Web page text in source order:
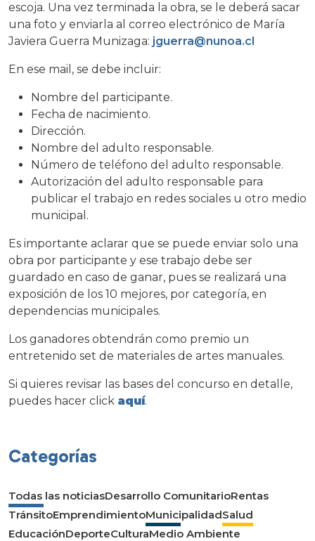
escoja. Una vez terminada la obra, se le deberá sacar
una foto y enviarla al correo electrónico de María
Javiera Guerra Munizaga: jguerra@nunoa.cl
En ese mail, se debe incluir:
Nombre del participante.
Fecha de nacimiento.
Dirección.
Nombre del adulto responsable.
Número de teléfono del adulto responsable.
Autorización del adulto responsable para
publicar el trabajo en redes sociales u otro medio
municipal.
Es importante aclarar que se puede enviar solo una
obra por participante y ese trabajo debe ser
guardado en caso de ganar, pues se realizará una
exposición de los 10 mejores, por categoría, en
dependencias municipales.
Los ganadores obtendrán como premio un
entretenido set de materiales de artes manuales.
Si quieres revisar las bases del concurso en detalle,
puedes hacer click aquí.
Categorías
Todas las noticiasDesarrollo ComunitarioRentas
TránsitoEmprendimientoMunicipalidadSalud
EducaciónDeporteCulturaMedio Ambiente